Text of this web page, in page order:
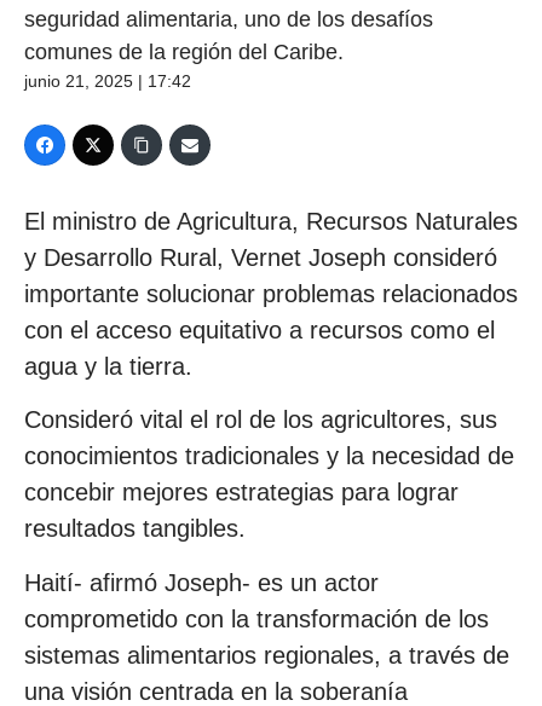
seguridad alimentaria, uno de los desafíos
comunes de la región del Caribe.
junio 21, 2025 | 17:42
El ministro de Agricultura, Recursos Naturales
y Desarrollo Rural, Vernet Joseph consideró
importante solucionar problemas relacionados
con el acceso equitativo a recursos como el
agua y la tierra.
Consideró vital el rol de los agricultores, sus
conocimientos tradicionales y la necesidad de
concebir mejores estrategias para lograr
resultados tangibles.
Haití- afirmó Joseph- es un actor
comprometido con la transformación de los
sistemas alimentarios regionales, a través de
una visión centrada en la soberanía